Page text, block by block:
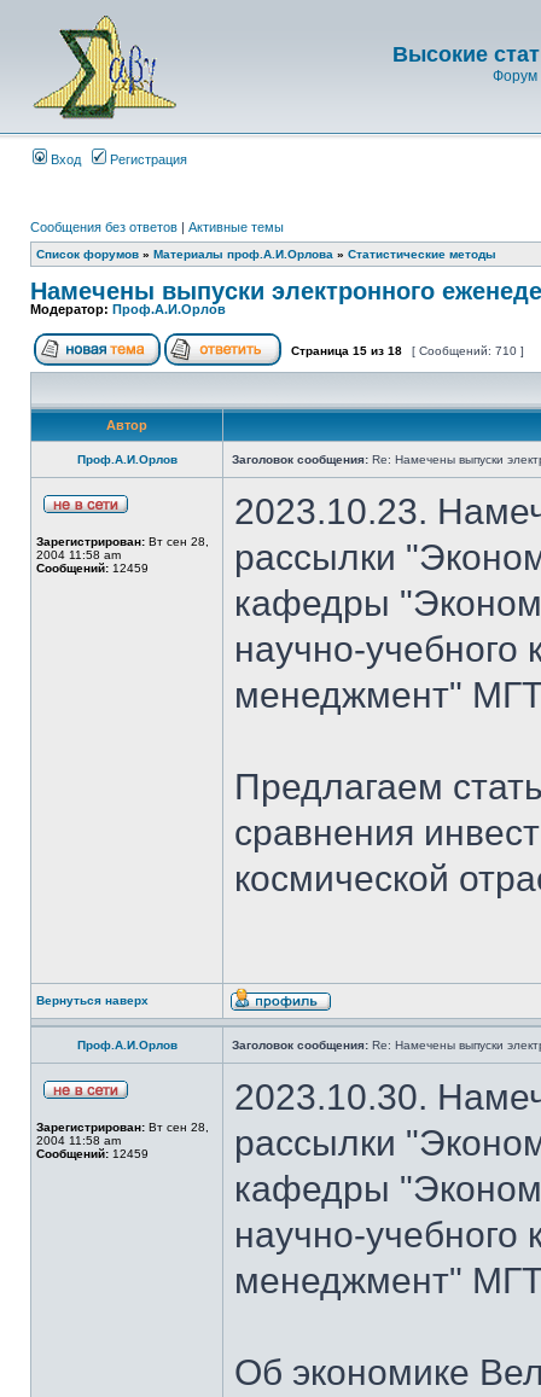
Высокие
Форум
Вход Регистрация
Сообщения без ответов | Активные темы
Список форумов » Материалы проф.А.И.Орлова » Статистические методы
Намечены выпуски электронного
Модератор: Проф.А.И.Орлов
Страница 15 из 18 [ Сообщений: 710 ]
Автор
Проф.А.И.Орлов Заголовок сообщения: Re: Намечены выпуски
Зарегистрирован: Вт сен 28,
2004 11:58 am
Сообщений: 12459
2023.10.23.
рассылки
кафедры
научно-
менеджмент"
Предлагаем
сравнения
космической
Вернуться наверх
Проф.А.И.Орлов Заголовок сообщения: Re: Намечены выпуски
Зарегистрирован: Вт сен 28,
2004 11:58 am
Сообщений: 12459
2023.10.30.
рассылки
кафедры
научно-
менеджмент"
Об экономике